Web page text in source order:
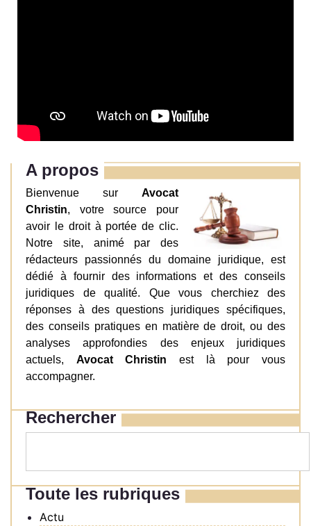
A propos
Bienvenue sur Avocat
Christin, votre source pour
avoir le droit à portée de clic.
Notre site, animé par des
rédacteurs passionnés du domaine juridique, est
dédié à fournir des informations et des conseils
juridiques de qualité. Que vous cherchiez des
réponses à des questions juridiques spécifiques,
des conseils pratiques en matière de droit, ou des
analyses approfondies des enjeux juridiques
actuels, Avocat Christin est là pour vous
accompagner.
Rechercher
Toute les rubriques
Actu